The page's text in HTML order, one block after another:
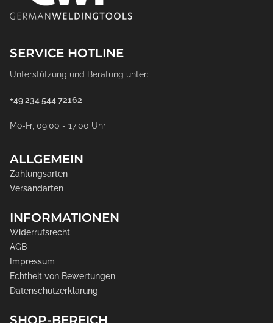
SERVICE HOTLINE
Unterstützung und Beratung unter:
+49 234 544 72162
Mo-Fr, 09:00 - 17:00 Uhr
ALLGEMEIN
Zahlungsarten
Versandarten
INFORMATIONEN
Widerrufsrecht
AGB
Impressum
Echtheit von Bewertungen
Datenschutzerklärung
SHOP-BEREICH